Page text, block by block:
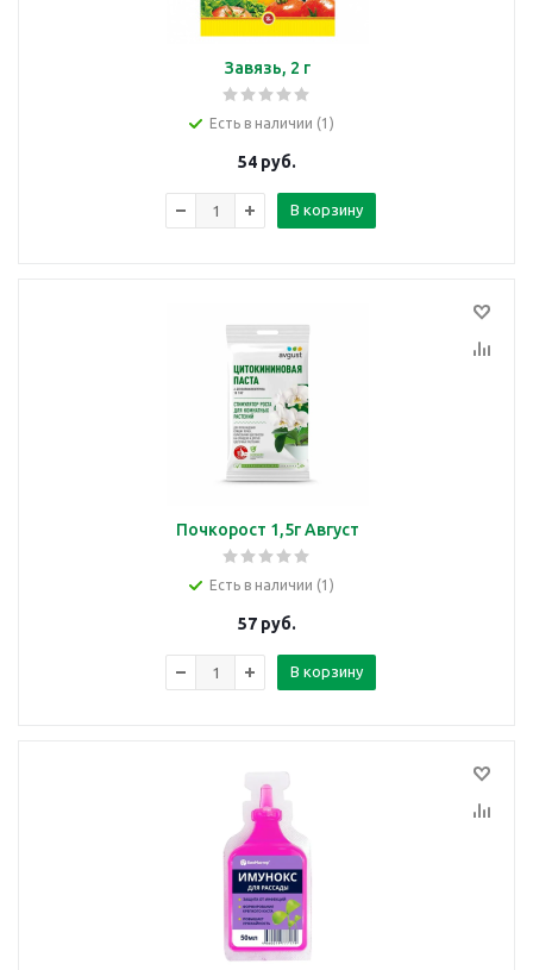
Завязь, 2 г
Есть в наличии (1)
54 руб.
В корзину
Почкорост 1,5г Август
Есть в наличии (1)
57 руб.
В корзину